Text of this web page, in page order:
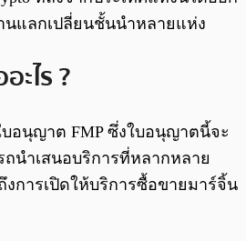
แลกเปลี่ยนชั้นนำหลายแห่ง
ะไร ?
บอนุญาต FMP ซึ่งใบอนุญาตนี้จะ
ถนำเสนอบริการที่หลากหลาย
การเปิดให้บริการซื้อขายมาร์จิ้น